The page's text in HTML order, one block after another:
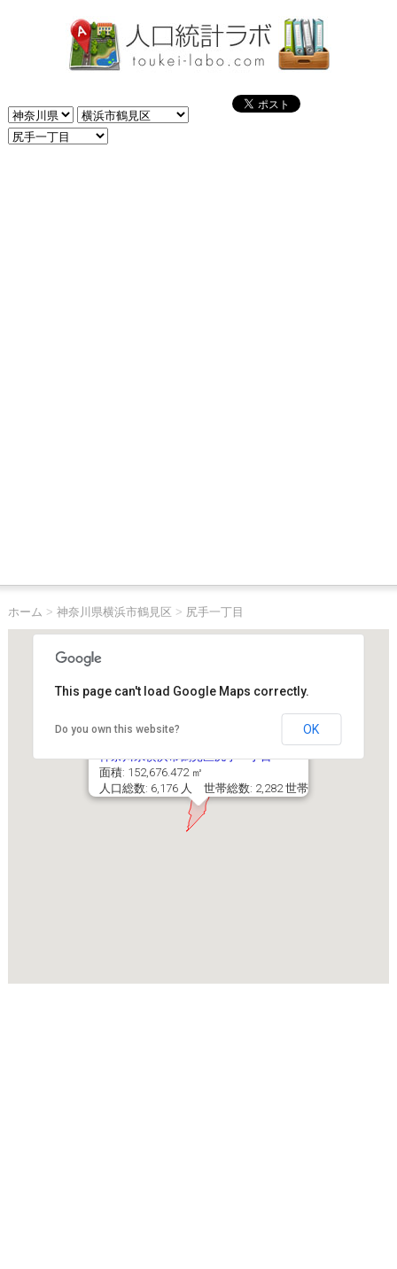
ホーム > 神奈川県横浜市鶴見区 > 尻手一丁目
神奈川県横浜市鶴見区尻手一丁目
面積: 152,676.472 ㎡
人口総数: 6,176 人 世帯総数: 2,282 世帯
This page can't load Google Maps correctly.
Do you own this website? OK